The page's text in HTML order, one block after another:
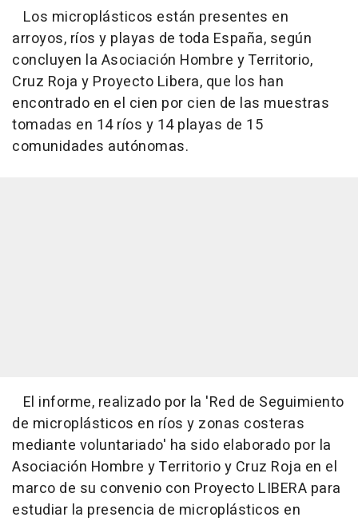
Los microplásticos están presentes en
arroyos, ríos y playas de toda España, según
concluyen la Asociación Hombre y Territorio,
Cruz Roja y Proyecto Libera, que los han
encontrado en el cien por cien de las muestras
tomadas en 14 ríos y 14 playas de 15
comunidades autónomas.
El informe, realizado por la 'Red de Seguimiento
de microplásticos en ríos y zonas costeras
mediante voluntariado' ha sido elaborado por la
Asociación Hombre y Territorio y Cruz Roja en el
marco de su convenio con Proyecto LIBERA para
estudiar la presencia de microplásticos en